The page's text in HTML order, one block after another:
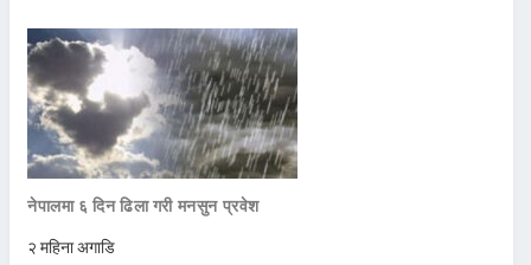
नेपालमा ६ दिन ढिला गरी मनसुन प्रवेश
२ महिना अगाडि